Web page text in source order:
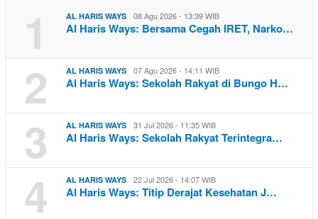
1 AL HARIS WAYS 08 Agu 2026 - 13:39 WIB
Al Haris Ways: Bersama Cegah IRET, Narko…
2 AL HARIS WAYS 07 Agu 2026 - 14:11 WIB
Al Haris Ways: Sekolah Rakyat di Bungo H…
3 AL HARIS WAYS 31 Jul 2026 - 11:35 WIB
Al Haris Ways: Sekolah Rakyat Terintegra…
4 AL HARIS WAYS 22 Jul 2026 - 14:07 WIB
Al Haris Ways: Titip Derajat Kesehatan J…